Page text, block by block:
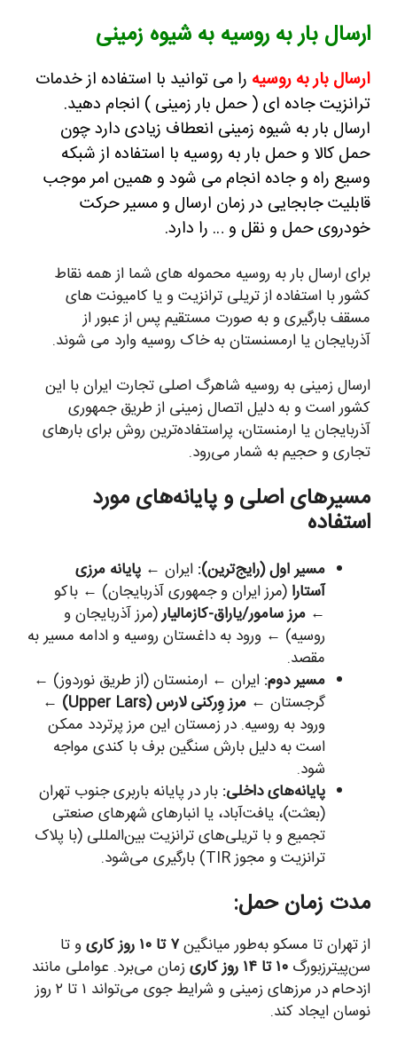
ارسال بار به روسیه به شیوه زمینی
ارسال بار به روسیه را می توانید با استفاده از خدمات
ترانزیت جاده ای ( حمل بار زمینی ) انجام دهید.
ارسال بار به شیوه زمینی انعطاف زیادی دارد چون
حمل کالا و حمل بار به روسیه با استفاده از شبکه
وسیع راه و جاده انجام می شود و همین امر موجب
قابلیت جابجایی در زمان ارسال و مسیر حرکت
خودروی حمل و نقل و … را دارد.
برای ارسال بار به روسیه محموله های شما از همه نقاط
کشور با استفاده از تریلی ترانزیت و یا کامیونت های
مسقف بارگیری و به صورت مستقیم پس از عبور از
آذربایجان یا ارمسنستان به خاک روسیه وارد می شوند.
ارسال زمینی به روسیه شاهرگ اصلی تجارت ایران با این
کشور است و به دلیل اتصال زمینی از طریق جمهوری
آذربایجان یا ارمنستان، پراستفاده‌ترین روش برای بارهای
تجاری و حجیم به شمار می‌رود.
مسیرهای اصلی و پایانه‌های مورد
استفاده
مسیر اول (رایج‌ترین): ایران ← پایانه مرزی
آستارا (مرز ایران و جمهوری آذربایجان) ← باکو
← مرز سامور/یاراق-کازمالیار(مرز آذربایجان و
روسیه) ← ورود به داغستان روسیه و ادامه مسیر به
مقصد.
مسیر دوم: ایران ← ارمنستان (از طریق نوردوز) ←
گرجستان ← مرز وِرکنی لارس (Upper Lars)
←
ورود به روسیه. در زمستان این مرز پرتردد ممکن
است به دلیل بارش سنگین برف با کندی مواجه
شود.
پایانه‌های داخلی: بار در پایانه باربری جنوب تهران
(بعثت)، یافت‌آباد، یا انبارهای شهرهای صنعتی
تجمیع و با تریلی‌های ترانزیت بین‌المللی (با پلاک
ترانزیت و مجوز TIR) بارگیری می‌شود.
مدت زمان حمل:
از تهران تا مسکو به‌طور میانگین۷ تا ۱۰ روز کاری
و تا
سن‌پیترزبورگ ۱۰ تا ۱۴ روز کاری
زمان می‌برد. عواملی مانند
ازدحام در مرزهای زمینی و شرایط جوی می‌تواند ۱ تا ۲ روز
نوسان ایجاد کند.